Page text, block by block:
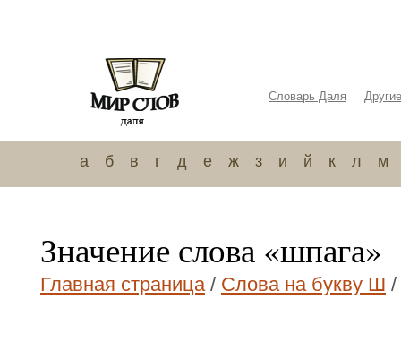
Словарь Даля
а б в г д е ж з и й к л м
Значение слова «шпага»
Главная страница/ Слова на букву Ш /